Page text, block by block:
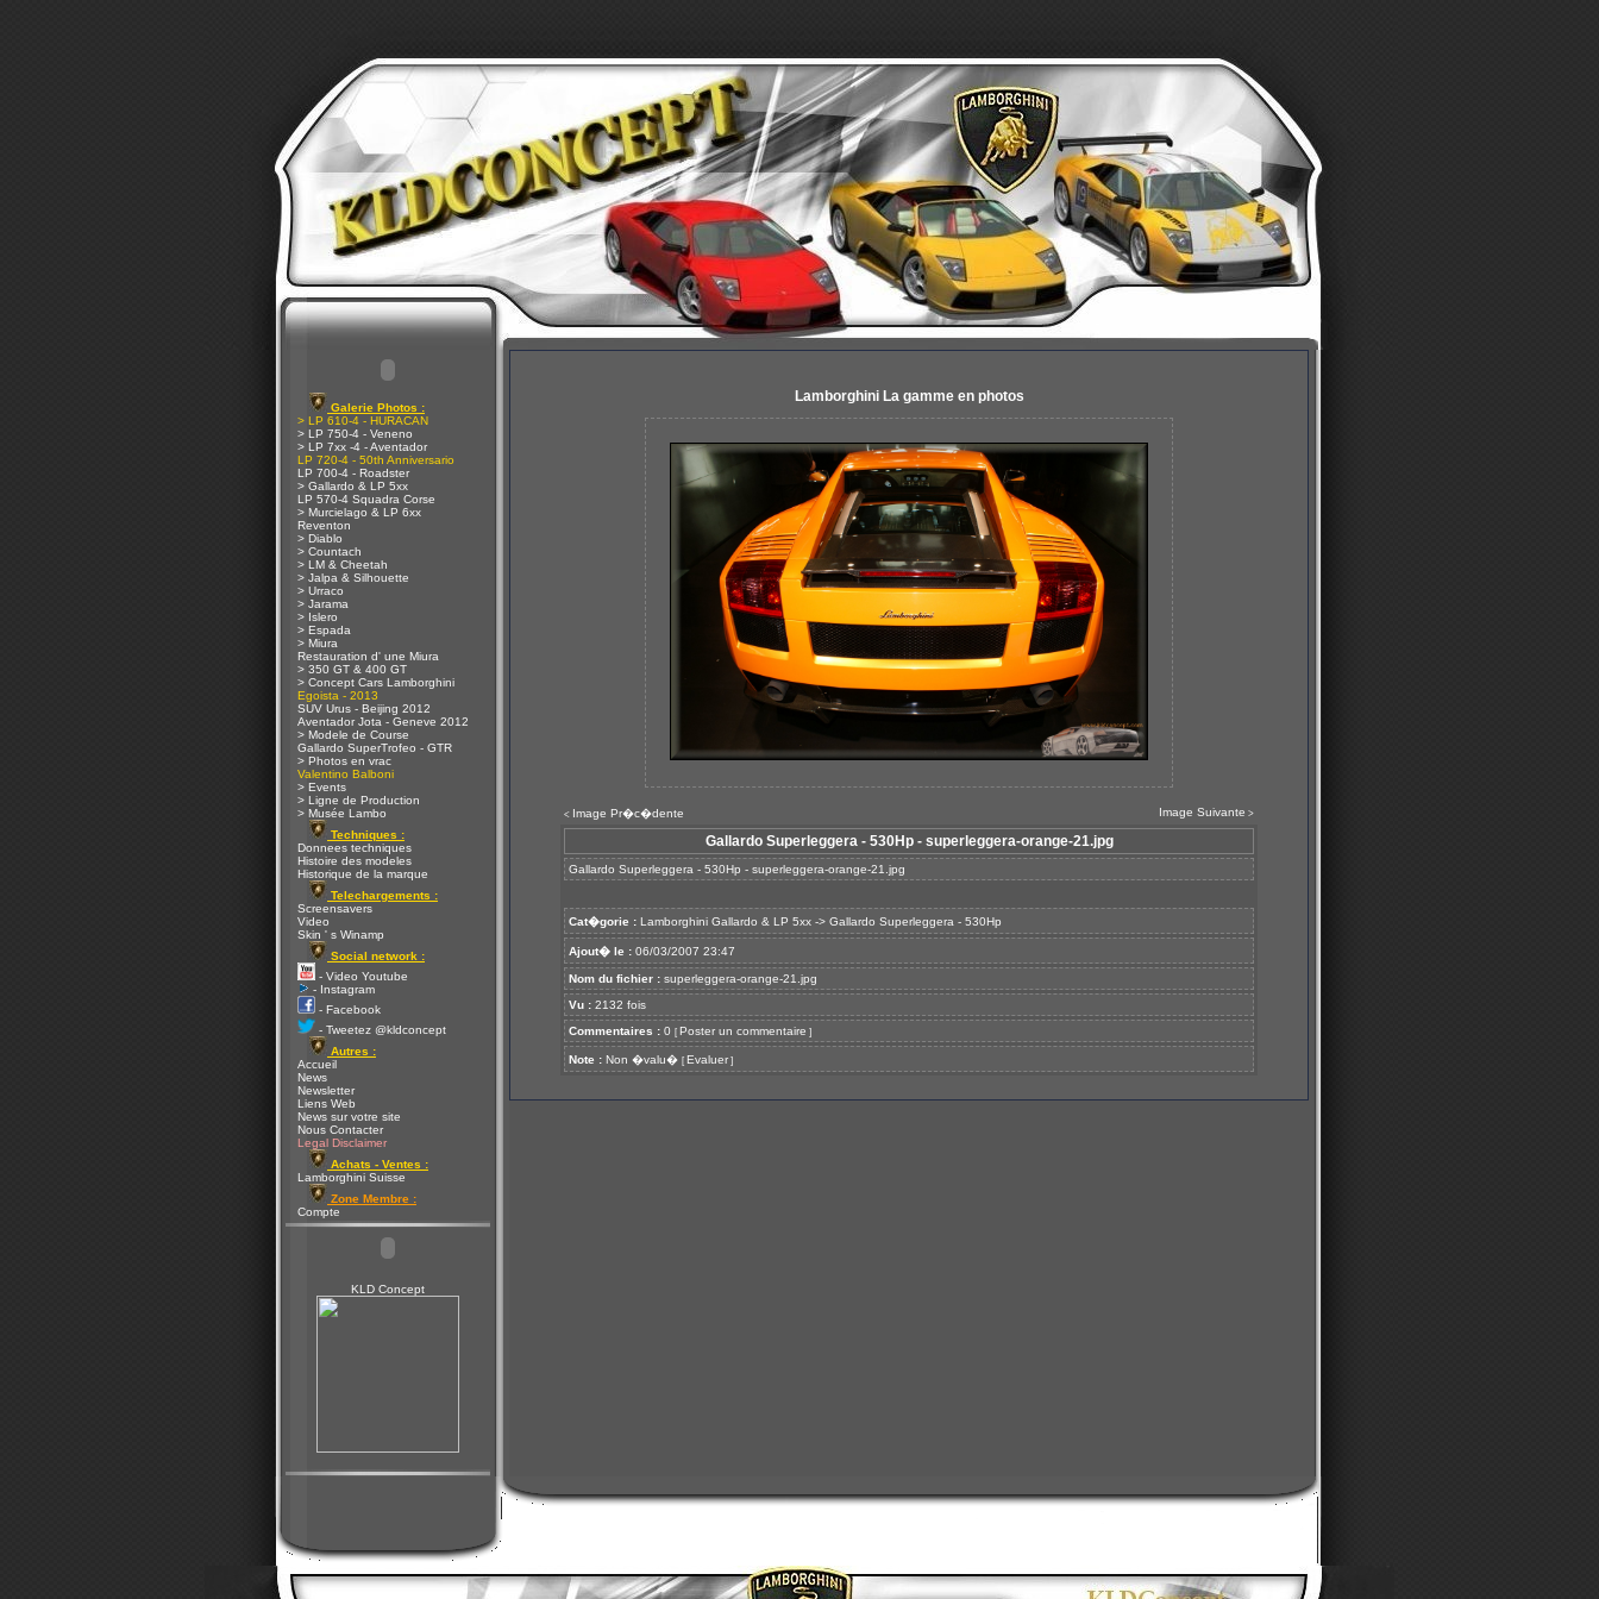
Galerie Photos :
> LP 610-4 - HURACAN
> LP 750-4 - Veneno
> LP 7xx -4 - Aventador
LP 720-4 - 50th Anniversario
LP 700-4 - Roadster
> Gallardo & LP 5xx
LP 570-4 Squadra Corse
> Murcielago & LP 6xx
Reventon
> Diablo
> Countach
> LM & Cheetah
> Jalpa & Silhouette
> Urraco
> Jarama
> Islero
> Espada
> Miura
Restauration d' une Miura
> 350 GT & 400 GT
> Concept Cars Lamborghini
Egoista - 2013
SUV Urus - Beijing 2012
Aventador Jota - Geneve 2012
> Modele de Course
Gallardo SuperTrofeo - GTR
> Photos en vrac
Valentino Balboni
> Events
> Ligne de Production
> Musée Lambo
Techniques :
Donnees techniques
Histoire des modeles
Historique de la marque
Telechargements :
Screensavers
Video
Skin ' s Winamp
Social network :
- Video Youtube
- Instagram
- Facebook
- Tweetez @kldconcept
Autres :
Accueil
News
Newsletter
Liens Web
News sur votre site
Nous Contacter
Legal Disclaimer
Achats - Ventes :
Lamborghini Suisse
Zone Membre :
Compte
KLD Concept
Lamborghini La gamme en photos
< Image Pr�c�dente Image Suivante >
Gallardo Superleggera - 530Hp - superleggera-orange-21.jpg
Gallardo Superleggera - 530Hp - superleggera-orange-21.jpg
Cat�gorie : Lamborghini Gallardo & LP 5xx -> Gallardo Superleggera - 530Hp
Ajout� le : 06/03/2007 23:47
Nom du fichier : superleggera-orange-21.jpg
Vu : 2132 fois
Commentaires : 0 [ Poster un commentaire ]
Note : Non �valu� [ Evaluer ]